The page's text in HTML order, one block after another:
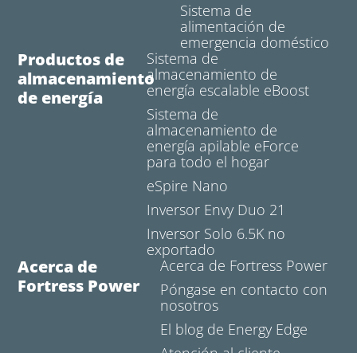
Sistema de
alimentación de
emergencia doméstico
Productos de
almacenamiento
de energía
Sistema de
almacenamiento de
energía escalable eBoost
Sistema de
almacenamiento de
energía apilable eForce
para todo el hogar
eSpire Nano
Inversor Envy Duo 21
Inversor Solo 6.5K no
exportado
Acerca de
Fortress Power
Acerca de Fortress Power
Póngase en contacto con
nosotros
El blog de Energy Edge